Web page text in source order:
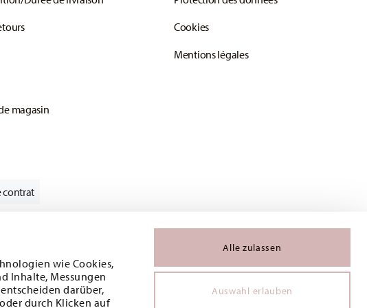
wie Cookies,
Inhalte, Messungen
darüber,
durch Klicken auf
Alle zulassen
Auswahl erlauben
magasin
Cookies
Mentions légales
contrat